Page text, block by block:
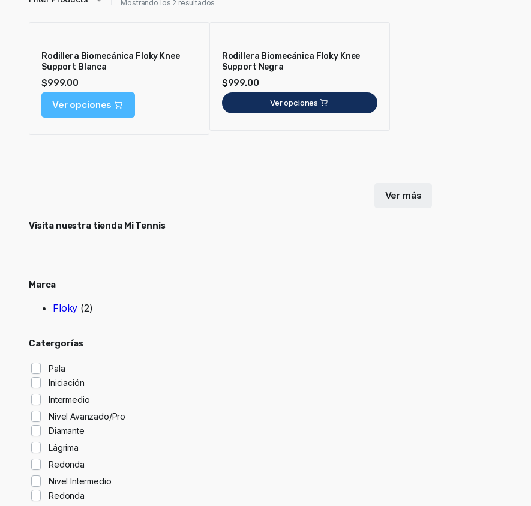
Mostrando los 2 resultados
Rodillera Biomecánica Floky Knee
Support Blanca
$999.00
Ver opciones
Rodillera Biomecánica Floky Knee
Support Negra
$999.00
Ver opciones
Ver más
Visita nuestra tienda Mi Tennis
Marca
Floky (2)
Catergorías
Pala
Iniciación
Intermedio
Nivel Avanzado/Pro
Diamante
Lágrima
Redonda
Nivel Intermedio
Redonda